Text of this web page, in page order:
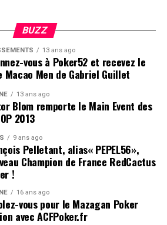
au centre
BUZZ
13 ans ago
vous à Poker52 et recevez le
Macao Men de Gabriel Guillet
13 ans ago
Blom remporte le Main Event des
2013
9 ans ago
Pelletant, alias« PEPEL56»,
Champion de France RedCactus
!
16 ans ago
vous pour le Mazagan Poker
avec ACFPoker.fr